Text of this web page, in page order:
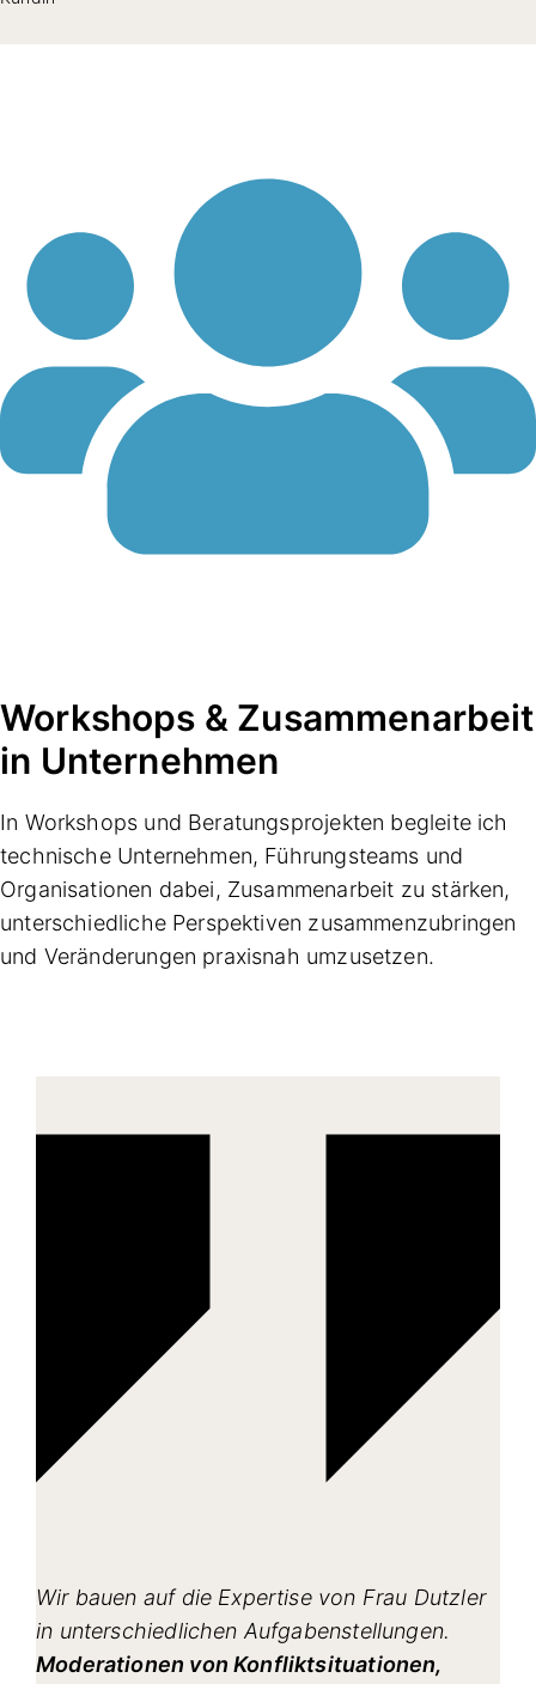
Workshops & Zusammenarbeit
in Unternehmen
In Workshops und Beratungsprojekten begleite ich
technische Unternehmen, Führungsteams und
Organisationen dabei, Zusammenarbeit zu stärken,
unterschiedliche Perspektiven zusammenzubringen
und Veränderungen praxisnah umzusetzen.
Wir bauen auf die Expertise von Frau Dutzler
in unterschiedlichen Aufgabenstellungen.
Moderationen von Konfliktsituationen,